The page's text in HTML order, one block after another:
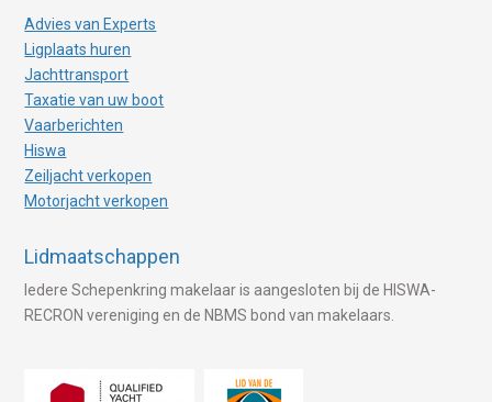
Advies van Experts
Ligplaats huren
Jachttransport
Taxatie van uw boot
Vaarberichten
Hiswa
Zeiljacht verkopen
Motorjacht verkopen
Lidmaatschappen
Iedere Schepenkring makelaar is aangesloten bij de HISWA-
RECRON vereniging en de NBMS bond van makelaars.